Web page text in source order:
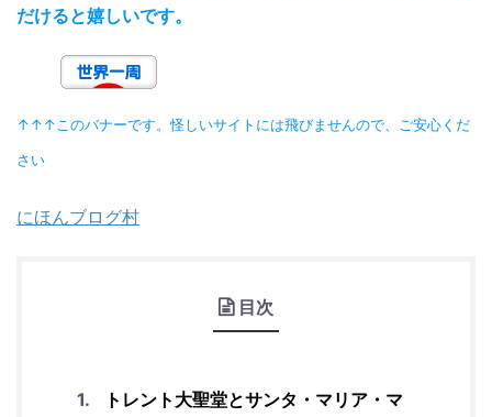
だけると嬉しいです。
↑↑↑このバナーです。怪しいサイトには飛びませんので、ご安心くだ
さい
にほんブログ村
目次
トレント大聖堂とサンタ・マリア・マ